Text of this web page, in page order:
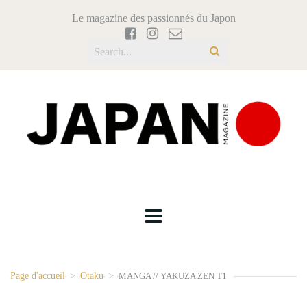
Le magazine des passionnés du Japon
Page d'accueil > Otaku > MANGA // YAKUZA ZEN T1